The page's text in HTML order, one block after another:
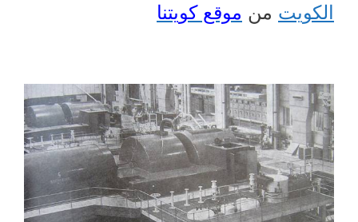
الكويت من موقع كويتنا